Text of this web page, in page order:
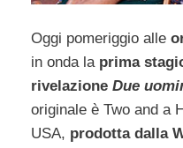
Oggi pomeriggio alle
in onda la prima
rivelazione Due
originale è Two and a
USA, prodotta dalla